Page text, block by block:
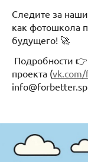
Следите за
как фотошкола
будущего! 🚀
Подробности 👉
проекта (